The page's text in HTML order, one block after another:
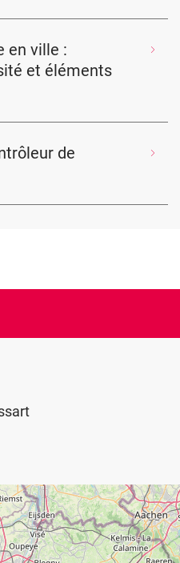
en ville :
et éléments
de